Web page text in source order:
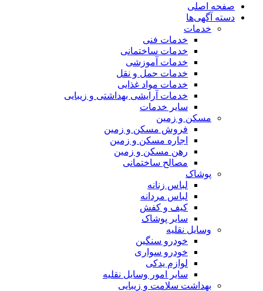
اصلی
آگهی‌ها
خدمات
خدمات فنی
خدمات ساختمانی
خدمات آموزشی
خدمات حمل و نقل
خدمات مواد غذایی
خدمات آرایشی بهداشتی و زیبایی
سایر خدمات
مسکن و زمین
فروش مسکن و زمین
اجاره مسکن و زمین
رهن مسکن و زمین
مصالح ساختمانی
پوشاک
لباس زنانه
لباس مردانه
کیف و کفش
سایر پوشاک
وسایل نقلیه
خودرو سنگین
خودرو سواری
لوازم یدکی
سایر امور وسایل نقلیه
بهداشت سلامت و زیبایی